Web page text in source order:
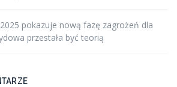
pokazuje nową fazę zagrożeń dla
przestała być teorią